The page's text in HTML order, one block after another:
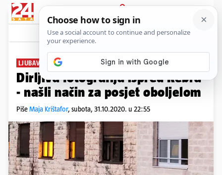
PRIJAVA
News Komentari
LJUBAV NEMA GRANICA
Dirljiva fotografija ispred Rebra
- našli način za posjet oboljelom
PišeMaja Krištafor, subota, 31.10.2020. u 22:55